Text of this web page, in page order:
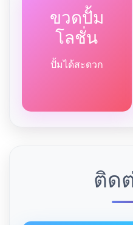
ขวดปั้ม
โลชั่น
ปั้มได้สะดวก
ติด